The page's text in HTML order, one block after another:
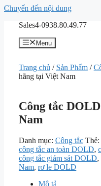
Chuyển đến nội dung
Sales4-0938.80.49.77
Menu
Trang chủ / Sản Phẩm /
hãng tại Việt Nam
Công tắc
Nam
Danh mục: Công tắc Thẻ:
công tắc an toàn DOLD,
công tắc giám sát DOLD,
Nam, rơ le DOLD
Mô tả